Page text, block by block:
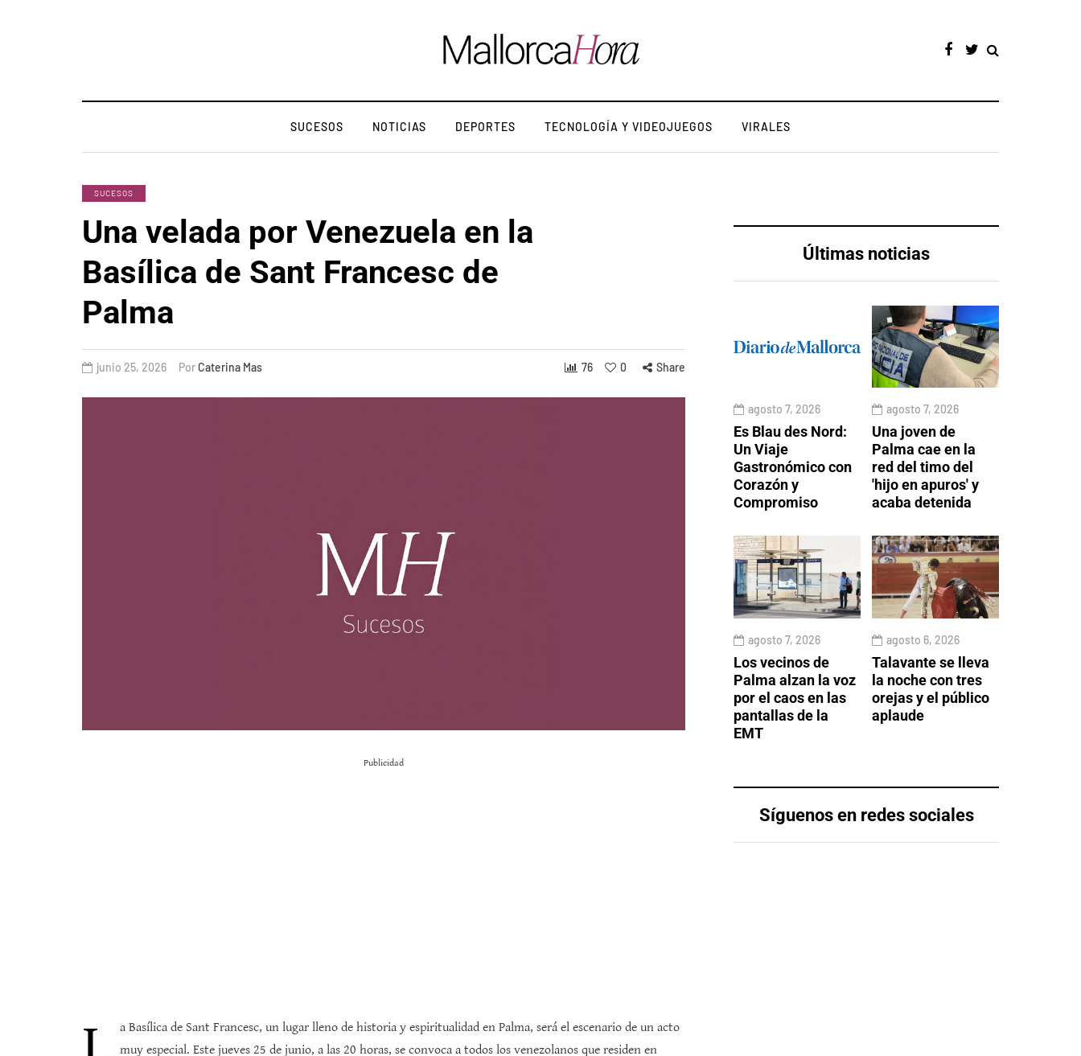
SUCESOS NOTICIAS DEPORTES TECNOLOGÍA Y VIDEOJUEGOS VIRALES
SUCESOS
Una velada por Venezuela en la
Basílica de Sant Francesc de
Palma
junio 25, 2026 PorCaterina Mas 76 0 Share
Publicidad
a Basílica de Sant Francesc, un lugar lleno de historia y espiritualidad en Palma, será el escenario de un acto
muy especial. Este jueves 25 de junio, a las 20 horas, se convoca a todos los venezolanos que residen en
Últimas noticias
agosto 7, 2026
Es Blau des Nord:
Un Viaje
Gastronómico con
Corazón y
Compromiso
agosto 7, 2026
Una joven de
Palma cae en la
red del timo del
'hijo en apuros' y
acaba detenida
agosto 7, 2026
Los vecinos de
Palma alzan la voz
por el caos en las
pantallas de la
EMT
agosto 6, 2026
Talavante se lleva
la noche con tres
orejas y el público
aplaude
Síguenos en redes sociales